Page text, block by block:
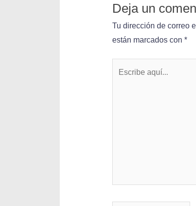
Deja un
Tu dirección de correo
están marcados con *